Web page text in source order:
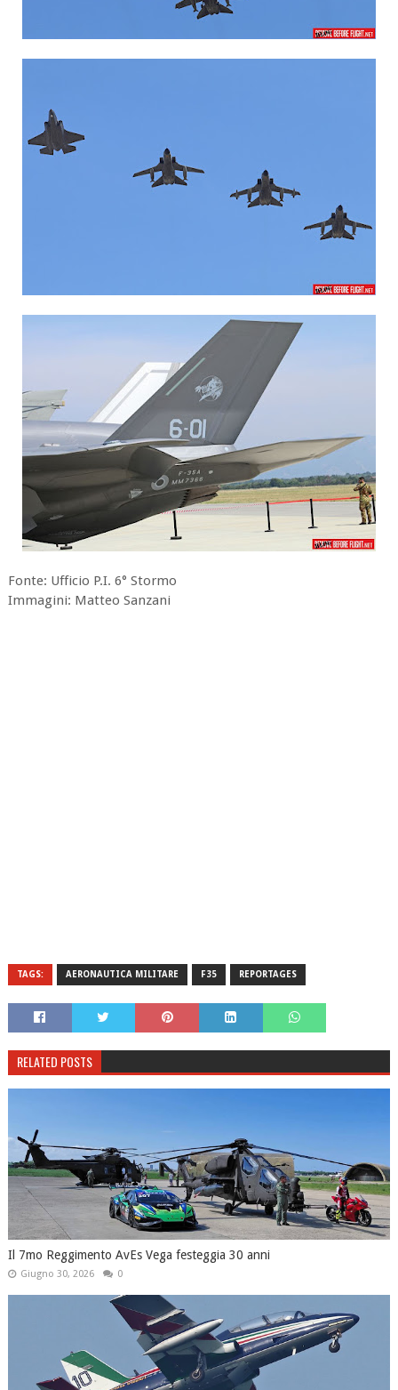
Fonte: Ufficio P.I. 6° Stormo
Immagini: Matteo Sanzani
TAGS: AERONAUTICA MILITARE F35 REPORTAGES
RELATED POSTS
Il 7mo Reggimento AvEs Vega festeggia 30 anni
Giugno 30, 2026 0